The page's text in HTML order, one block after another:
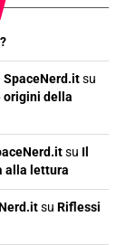
SpaceNerd.itsu
origini della
su Il
alla lettura
su Riflessi